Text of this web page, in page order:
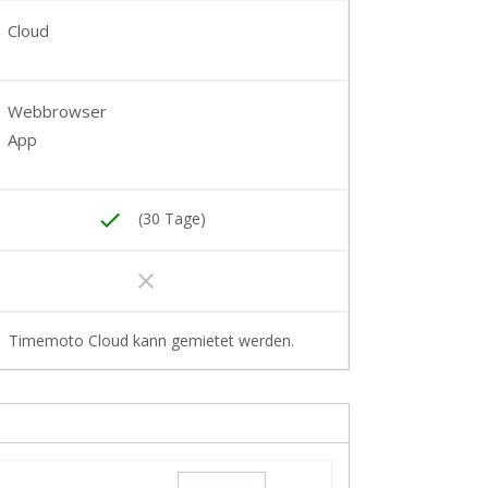
Cloud
Webbrowser
App
done (30 Tage)
clear
Timemoto Cloud kann gemietet werden.